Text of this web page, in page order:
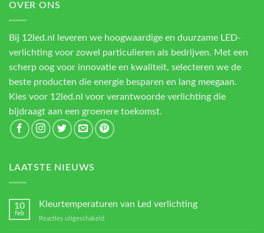
OVER ONS
Bij 12led.nl leveren we hoogwaardige en duurzame LED-
verlichting voor zowel particulieren als bedrijven. Met een
scherp oog voor innovatie en kwaliteit, selecteren we de
beste producten die energie besparen en lang meegaan.
Kies voor 12led.nl voor verantwoorde verlichting die
bijdraagt aan een groenere toekomst.
LAATSTE NIEUWS
10
feb
Kleurtemperaturen van Led verlichting
Reacties uitgeschakeld